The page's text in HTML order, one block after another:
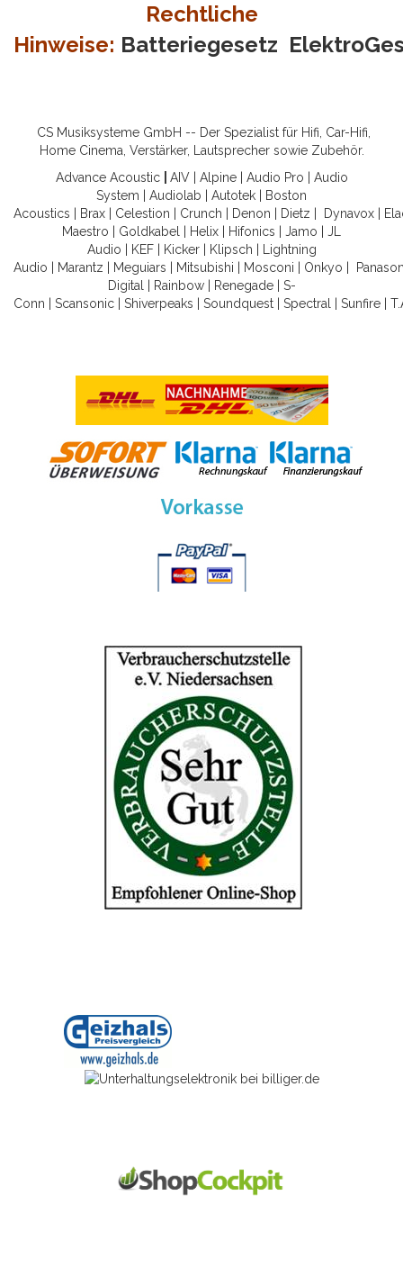
Rechtliche
Hinweise: Batteriegesetz
CS Musiksysteme GmbH -- Der Spezialist für Hifi, Car-Hifi,
Home Cinema, Verstärker, Lautsprecher sowie Zubehör.
Advance Acoustic
AIV| Alpine| Audio Pro
Audio
System
Audiolab Autotek
Boston
Acoustics
Brax Celestion Crunch Denon Dietz Dynavox
Maestro
Goldkabel Helix Hifonics Jamo
JL
Audio
KEF| Kicker| Klipsch
Lightning
Audio
Marantz Meguiars Mitsubishi Mosconi Onkyo
Digital
Rainbow| Renegade| S-
Conn
Scansonic Shiverpeaks Soundquest Spectral Sunfire